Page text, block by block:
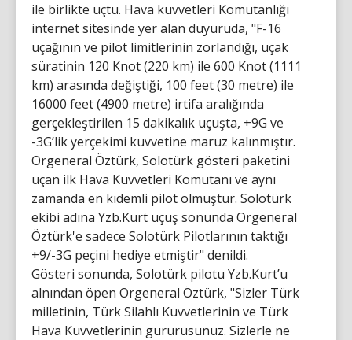
ile birlikte uçtu. Hava kuvvetleri Komutanlığı
internet sitesinde yer alan duyuruda, "F-16
uçağının ve pilot limitlerinin zorlandığı, uçak
süratinin 120 Knot (220 km) ile 600 Knot (1111
km) arasında değiştiği, 100 feet (30 metre) ile
16000 feet (4900 metre) irtifa aralığında
gerçekleştirilen 15 dakikalık uçuşta, +9G ve
-3G’lik yerçekimi kuvvetine maruz kalınmıştır.
Orgeneral Öztürk, Solotürk gösteri paketini
uçan ilk Hava Kuvvetleri Komutanı ve aynı
zamanda en kıdemli pilot olmuştur. Solotürk
ekibi adına Yzb.Kurt uçuş sonunda Orgeneral
Öztürk'e sadece Solotürk Pilotlarının taktığı
+9/-3G peçini hediye etmiştir" denildi.
Gösteri sonunda, Solotürk pilotu Yzb.Kurt’u
alnından öpen Orgeneral Öztürk, "Sizler Türk
milletinin, Türk Silahlı Kuvvetlerinin ve Türk
Hava Kuvvetlerinin gururusunuz. Sizlerle ne